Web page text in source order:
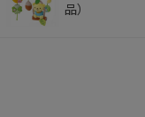
品）